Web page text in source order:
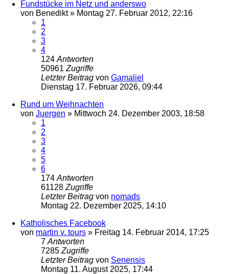
Fundstücke im Netz und anderswo
von Benedikt» Montag 27. Februar 2012, 22:16
1
2
3
4
124 Antworten
50961 Zugriffe
Letzter Beitrag von Gamaliel
Dienstag 17. Februar 2026, 09:44
Rund um Weihnachten
von Juergen » Mittwoch 24. Dezember 2003, 18:58
1
2
3
4
5
6
174 Antworten
61128 Zugriffe
Letzter Beitrag von nomads
Montag 22. Dezember 2025, 14:10
Katholisches Facebook
von martin v. tours » Freitag 14. Februar 2014, 17:25
7 Antworten
7285 Zugriffe
Letzter Beitrag von Senensis
Montag 11. August 2025, 17:44